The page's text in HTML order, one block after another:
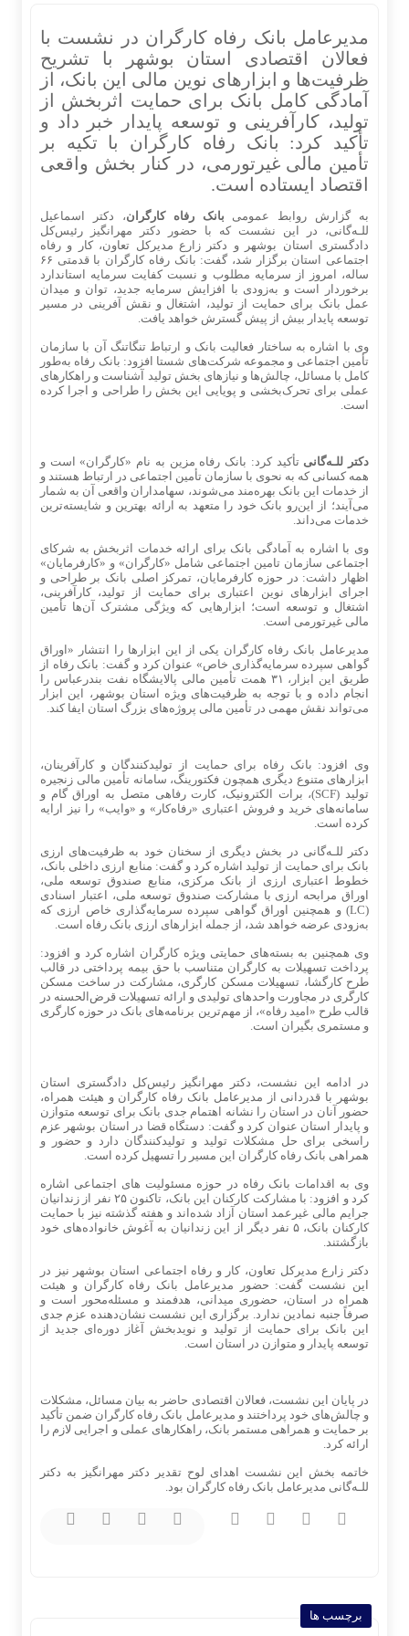
مدیرعامل بانک رفاه کارگران در نشست با
فعالان اقتصادی استان بوشهر با تشریح
ظرفیت‌ها و ابزارهای نوین مالی این بانک، از
آمادگی کامل بانک برای حمایت اثربخش از
تولید، کارآفرینی و توسعه پایدار خبر داد و
تأکید کرد: بانک رفاه کارگران با تکیه بر
تأمین مالی غیرتورمی، در کنار بخش واقعی
اقتصاد ایستاده است.
به گزارش روابط عمومی بانک رفاه کارگران، دکتر اسماعیل
للـه‌گانی، در این نشست که با حضور دکتر مهرانگیز رئیس‌کل
دادگستری استان بوشهر و دکتر زارع مدیرکل تعاون، کار و رفاه
اجتماعی استان برگزار شد، گفت: بانک رفاه کارگران با قدمتی ۶۶
ساله، امروز از سرمایه مطلوب و نسبت کفایت سرمایه استاندارد
برخوردار است و به‌زودی با افزایش سرمایه جدید، توان و میدان
عمل بانک برای حمایت از تولید، اشتغال و نقش آفرینی در مسیر
توسعه پایدار بیش از پیش گسترش خواهد یافت.
وی با اشاره به ساختار فعالیت بانک و ارتباط تنگاتنگ آن با سازمان
تأمین اجتماعی و مجموعه شرکت‌های شستا افزود: بانک رفاه به‌طور
کامل با مسائل، چالش‌ها و نیازهای بخش تولید آشناست و راهکارهای
عملی برای تحرک‌بخشی و پویایی این بخش را طراحی و اجرا کرده
است.
دکتر للـه‌گانی تأکید کرد: بانک رفاه مزین به نام «کارگران» است و
همه کسانی که به نحوی با سازمان تأمین اجتماعی در ارتباط هستند و
از خدمات این بانک بهره‌مند می‌شوند، سهامداران واقعی آن به شمار
می‌آیند؛ از این‌رو بانک خود را متعهد به ارائه بهترین و شایسته‌ترین
خدمات می‌داند.
وی با اشاره به آمادگی بانک برای ارائه خدمات اثربخش به شرکای
اجتماعی سازمان تامین اجتماعی شامل «کارگران» و «کارفرمایان»
اظهار داشت: در حوزه کارفرمایان، تمرکز اصلی بانک بر طراحی و
اجرای ابزارهای نوین اعتباری برای حمایت از تولید، کارآفرینی،
اشتغال و توسعه است؛ ابزارهایی که ویژگی مشترک آن‌ها تأمین
مالی غیرتورمی است.
مدیرعامل بانک رفاه کارگران یکی از این ابزارها را انتشار «اوراق
گواهی سپرده سرمایه‌گذاری خاص» عنوان کرد و گفت: بانک رفاه از
طریق این ابزار، ۳۱ همت تأمین مالی پالایشگاه نفت بندرعباس را
انجام داده و با توجه به ظرفیت‌های ویژه استان بوشهر، این ابزار
می‌تواند نقش مهمی در تأمین مالی پروژه‌های بزرگ استان ایفا کند.
وی افزود: بانک رفاه برای حمایت از تولیدکنندگان و کارآفرینان،
ابزارهای متنوع دیگری همچون فکتورینگ، سامانه تأمین مالی زنجیره
تولید (SCF)، برات الکترونیک، کارت رفاهی متصل به اوراق گام و
سامانه‌های خرید و فروش اعتباری «رفاه‌کار» و «وایب» را نیز ارایه
کرده است.
دکتر للـه‌گانی در بخش دیگری از سخنان خود به ظرفیت‌های ارزی
بانک برای حمایت از تولید اشاره کرد و گفت: منابع ارزی داخلی بانک،
خطوط اعتباری ارزی از بانک مرکزی، منابع صندوق توسعه ملی،
اوراق مرابحه ارزی با مشارکت صندوق توسعه ملی، اعتبار اسنادی
(LC) و همچنین اوراق گواهی سپرده سرمایه‌گذاری خاص ارزی که
به‌زودی عرضه خواهد شد، از جمله ابزارهای ارزی بانک رفاه است.
وی همچنین به بسته‌های حمایتی ویژه کارگران اشاره کرد و افزود:
پرداخت تسهیلات به کارگران متناسب با حق بیمه پرداختی در قالب
طرح کارگشا، تسهیلات مسکن کارگری، مشارکت در ساخت مسکن
کارگری در مجاورت واحدهای تولیدی و ارائه تسهیلات قرض‌الحسنه در
قالب طرح «امید رفاه»، از مهم‌ترین برنامه‌های بانک در حوزه کارگری
و مستمری بگیران است.
در ادامه این نشست، دکتر مهرانگیز رئیس‌کل دادگستری استان
بوشهر با قدردانی از مدیرعامل بانک رفاه کارگران و هیئت همراه،
حضور آنان در استان را نشانه اهتمام جدی بانک برای توسعه متوازن
و پایدار استان عنوان کرد و گفت: دستگاه قضا در استان بوشهر عزم
راسخی برای حل مشکلات تولید و تولیدکنندگان دارد و حضور و
همراهی بانک رفاه کارگران این مسیر را تسهیل کرده است.
وی به اقدامات بانک رفاه در حوزه مسئولیت های اجتماعی اشاره
کرد و افزود: با مشارکت کارکنان این بانک، تاکنون ۲۵ نفر از زندانیان
جرایم مالی غیرعمد استان آزاد شده‌اند و هفته گذشته نیز با حمایت
کارکنان بانک، ۵ نفر دیگر از این زندانیان به آغوش خانواده‌های خود
بازگشتند.
دکتر زارع مدیرکل تعاون، کار و رفاه اجتماعی استان بوشهر نیز در
این نشست گفت: حضور مدیرعامل بانک رفاه کارگران و هیئت
همراه در استان، حضوری میدانی، هدفمند و مسئله‌محور است و
صرفاً جنبه نمادین ندارد. برگزاری این نشست نشان‌دهنده عزم جدی
این بانک برای حمایت از تولید و نویدبخش آغاز دوره‌ای جدید از
توسعه پایدار و متوازن در استان است.
در پایان این نشست، فعالان اقتصادی حاضر به بیان مسائل، مشکلات
و چالش‌های خود پرداختند و مدیرعامل بانک رفاه کارگران ضمن تأکید
بر حمایت و همراهی مستمر بانک، راهکارهای عملی و اجرایی لازم را
ارائه کرد.
خاتمه بخش این نشست اهدای لوح تقدیر دکتر مهرانگیز به دکتر
للـه‌گانی مدیرعامل بانک رفاه کارگران بود.
برچسب ها